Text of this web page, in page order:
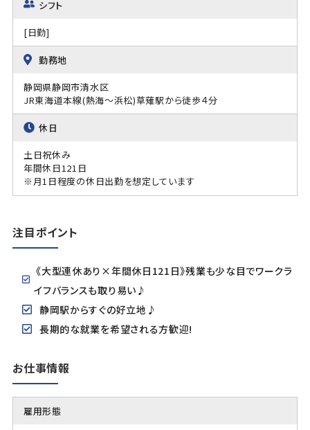
シフト
[日勤]
勤務地
静岡県静岡市清水区
JR東海道本線(熱海～浜松)草薙駅から徒歩４分
休日
土日祝休み
年間休日121日
※月1日程度の休日出勤を想定しています
注目ポイント
《大型連休あり×年間休日121日》残業も少な目でワークラ
イフバランスも取り易い♪
静岡駅からすぐの好立地♪
長期的な就業を希望される方歓迎!
お仕事情報
雇用形態